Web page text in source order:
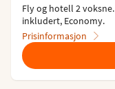
Fly og hotell 2 voksne.
inkludert, Economy.
Prisinformasjon